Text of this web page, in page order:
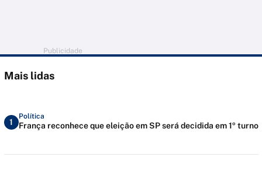
Publicidade
Mais lidas
1
Política
França reconhece que eleição em SP será decidida em 1º turno